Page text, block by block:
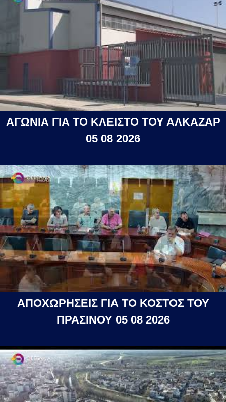
ΑΓΩΝΙΑ ΓΙΑ ΤΟ ΚΛΕΙΣΤΟ ΤΟΥ ΑΛΚΑΖΑΡ
05 08 2026
ΑΠΟΧΩΡΗΣΕΙΣ ΓΙΑ ΤΟ ΚΟΣΤΟΣ ΤΟΥ
ΠΡΑΣΙΝΟΥ 05 08 2026